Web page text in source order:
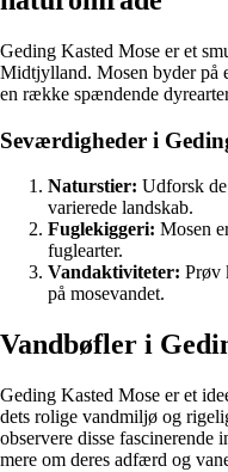
Geding Kasted Mose er et
Midtjylland. Mosen byder på
en række spændende
Seværdigheder i
Naturstier: Udforsk
varierede landskab.
Fuglekiggeri: Mosen
fuglearter.
Vandaktiviteter: Prøv
på mosevandet.
Vandbøfler i
Geding Kasted Mose er et
dets rolige vandmiljø og
observere disse fascinerende
mere om deres adfærd og